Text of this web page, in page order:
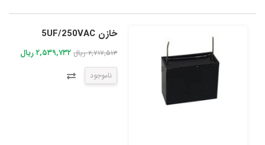
خازن 5UF/250VAC
۲,۷۱۷,۵۱۳ ریال ۲,۵۳۹,۷۳۲ ریال
ناموجود